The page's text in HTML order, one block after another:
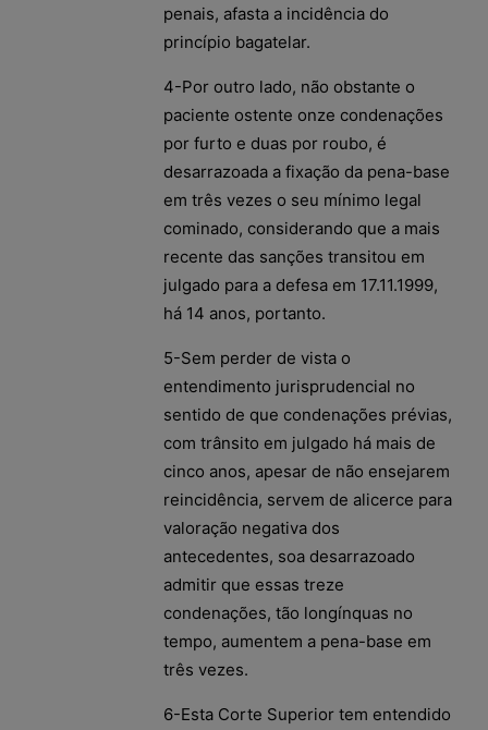
penais, afasta a incidência do
princípio bagatelar.
4-Por outro lado, não obstante o
paciente ostente onze condenações
por furto e duas por roubo, é
desarrazoada a fixação da pena-base
em três vezes o seu mínimo legal
cominado, considerando que a mais
recente das sanções transitou em
julgado para a defesa em 17.11.1999,
há 14 anos, portanto.
5-Sem perder de vista o
entendimento jurisprudencial no
sentido de que condenações prévias,
com trânsito em julgado há mais de
cinco anos, apesar de não ensejarem
reincidência, servem de alicerce para
valoração negativa dos
antecedentes, soa desarrazoado
admitir que essas treze
condenações, tão longínquas no
tempo, aumentem a pena-base em
três vezes.
6-Esta Corte Superior tem entendido